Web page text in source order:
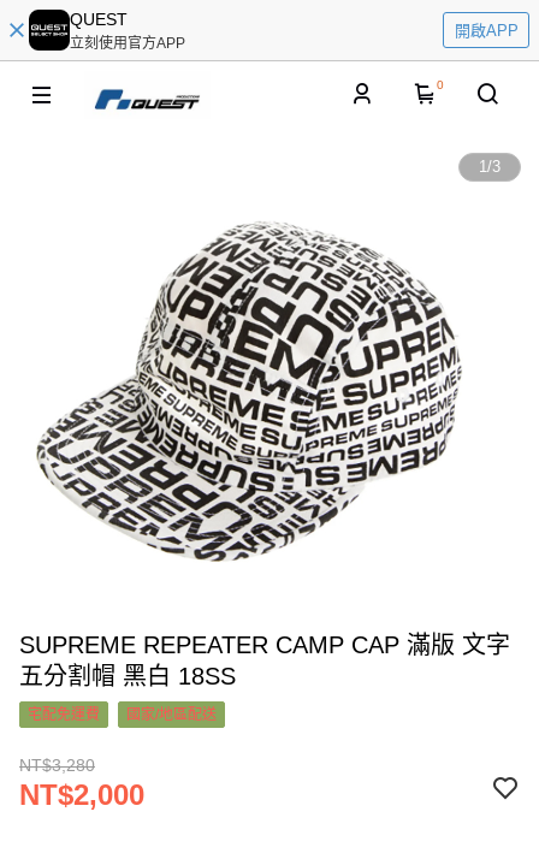
QUEST
立刻使用官方APP
開啟APP
0
1/3
SUPREME REPEATER CAMP CAP 滿版 文字
五分割帽 黑白 18SS
宅配免運費 國家/地區配送
NT$3,280
NT$2,000